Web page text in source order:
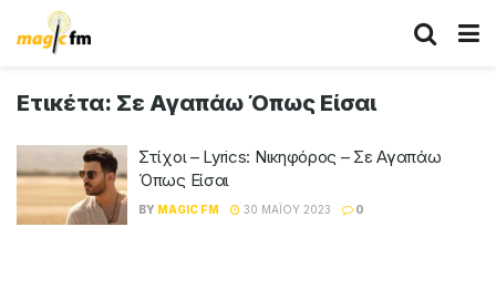
Ετικέτα: Σε Αγαπάω Όπως Είσαι
Στίχοι – Lyrics: Νικηφόρος – Σε Αγαπάω
Όπως Είσαι
BY MAGIC FM 30 ΜΑΪ́ΟΥ 2023 0